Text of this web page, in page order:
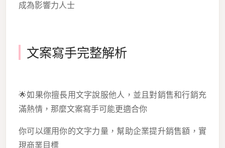
成為影響力人士
文案寫手完整解析
🌟如果你擅長用文字說服他人，並且對銷售和行銷充
滿熱情，那麼文案寫手可能更適合你
你可以運用你的文字力量，幫助企業提升銷售額，實
現商業目標